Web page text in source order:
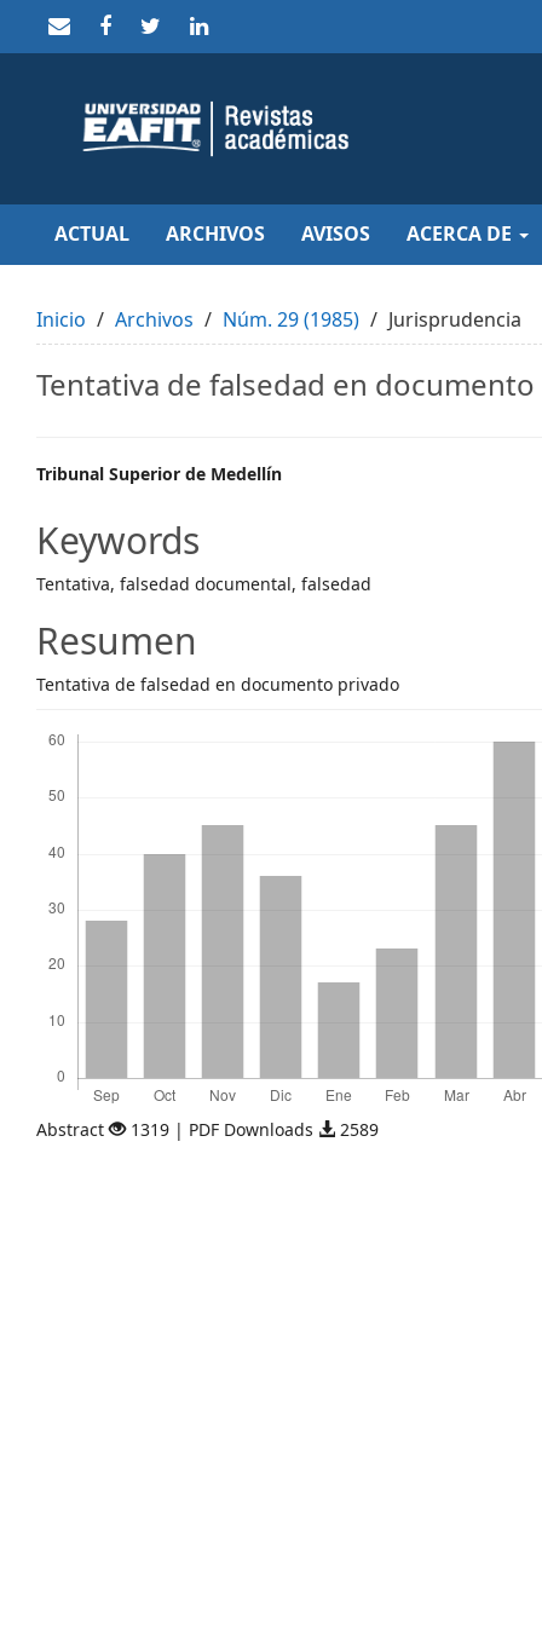
to
Main
Navigation
Content
Sidebar
ACTUAL ARCHIVOS AVISOS ACERCA DE
Inicio Archivos Núm. 29 (1985) Jurisprudencia
Tentativa de falsedad en
Main
Article
Content
Tribunal Superior de Medellín
Keywords
Tentativa, falsedad documental, falsedad
Resumen
Tentativa de falsedad en documento privado
Abstract 1319 | PDF Downloads 2589